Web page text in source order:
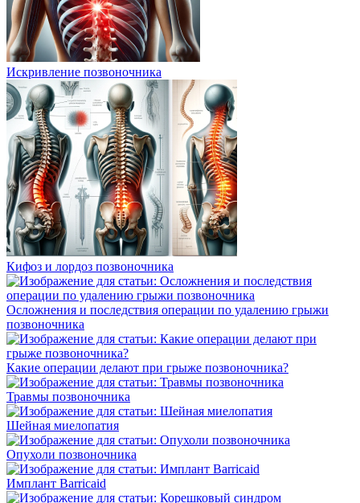
Искривление позвоночника
Кифоз и лордоз позвоночника
Осложнения и последствия операции по удалению грыжи
позвоночника
Какие операции делают при грыже позвоночника?
Травмы позвоночника
Шейная миелопатия
Опухоли позвоночника
Имплант Barricaid